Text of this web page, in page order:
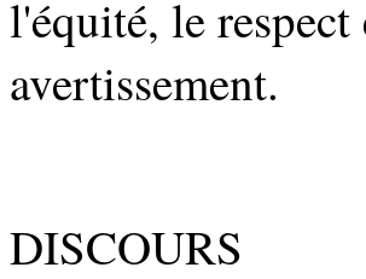
l'équité, le
avertissement.
DISCOURS